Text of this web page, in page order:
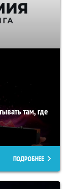
там, где
ПОДРОБНЕЕ